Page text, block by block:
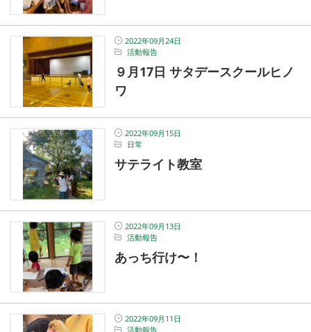
2022年09月24日
活動報告
９月17日 サタデースクールヒノ
ワ
2022年09月15日
日常
サテライト教室
2022年09月13日
活動報告
あっち行け〜！
2022年09月11日
活動報告